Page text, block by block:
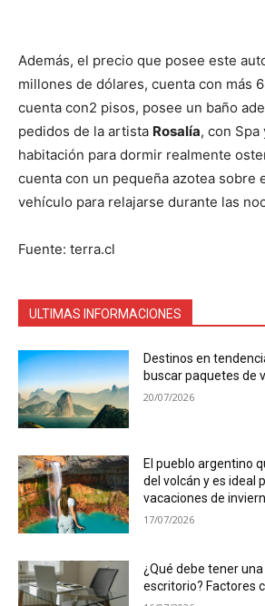
Además, el precio que posee este
millones de dólares, cuenta con más
cuenta con2 pisos, posee un baño
pedidos de la artista Rosalía, con Spa
habitación para dormir realmente
cuenta con un pequeña azotea sobre
vehículo para relajarse durante las
Fuente: terra.cl
ULTIMAS INFORMACIONES
Destinos en
buscar paquetes de
20/07/2026
El pueblo argentino
del volcán y es ideal
vacaciones de
17/07/2026
¿Qué debe tener
escritorio? Factores